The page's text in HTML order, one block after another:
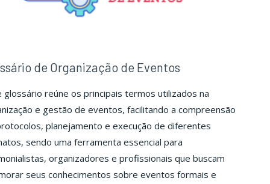
de Organização de Eventos
glossário reúne os principais termos utilizados na
e gestão de eventos, facilitando a compreensão
planejamento e execução de diferentes
sendo uma ferramenta essencial para
organizadores e profissionais que buscam
seus conhecimentos sobre eventos formais e